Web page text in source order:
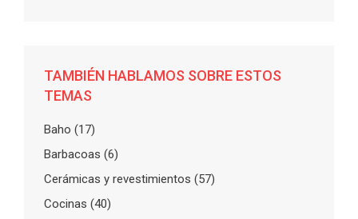
TAMBIÉN HABLAMOS SOBRE ESTOS
TEMAS
Baho (17)
Barbacoas (6)
Cerámicas y revestimientos (57)
Cocinas (40)